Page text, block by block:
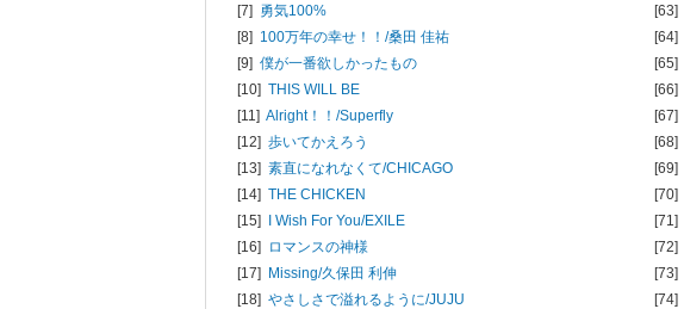
[7] 勇気100%
[8] 100万年の幸せ！！/桑田 佳祐
[9] 僕が一番欲しかったもの
[10] THIS WILL BE
[11] Alright！！/Superfly
[12] 歩いてかえろう
[13] 素直になれなくて/CHICAGO
[14] THE CHICKEN
[15] I Wish For You/EXILE
[16] ロマンスの神様
[17] Missing/久保田 利伸
[18] やさしさで溢れるように/JUJU
[63]
[64]
[65]
[66]
[67]
[68]
[69]
[70]
[71]
[72]
[73]
[74]